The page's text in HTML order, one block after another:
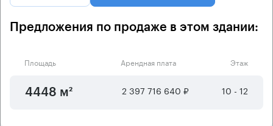
Предложения по продаже в этом здании:
Площадь Арендная плата Этаж
4448 м² 2 397 716 640 ₽ 10 - 12